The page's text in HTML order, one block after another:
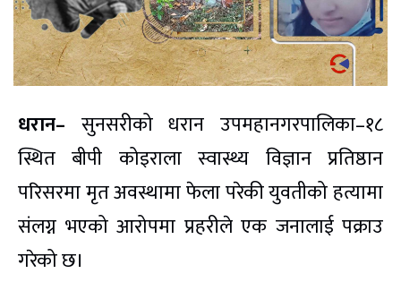
धरान– सुनसरीको धरान उपमहानगरपालिका–१८
स्थित बीपी कोइराला स्वास्थ्य विज्ञान प्रतिष्ठान
परिसरमा मृत अवस्थामा फेला परेकी युवतीको हत्यामा
संलग्न भएको आरोपमा प्रहरीले एक जनालाई पक्राउ
गरेको छ।